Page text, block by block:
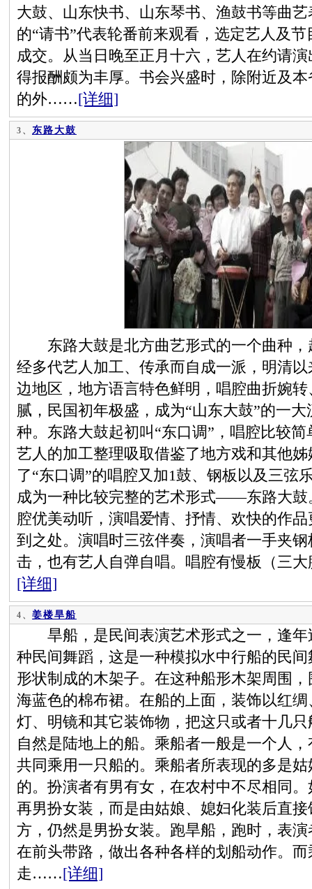
大鼓、山东快书、山东琴书、渔鼓书等曲
的“请书”代表轮番前来观看，选定艺人及
成交。从当日晚至正月十六，艺人在约请
得报酬颇为丰厚。书会兴盛时，除附近及
的外……[详细]
3、 东路大鼓
东路大鼓是北方曲艺形式的一个曲种，
经多代艺人加工、传承而自成一派，明清
边地区，地方语言特色鲜明，唱腔曲折婉
腻，民国初年极盛，成为“山东大鼓”的一
种。东路大鼓起初叫“东口调”，唱腔比较
艺人的加工整理吸取借鉴了地方戏和其他
了“东口调”的唱腔又加1鼓、钢板以及三弦
成为一种比较完整的艺术形式——东路大鼓
腔优美动听，演唱爱情、抒情、欢快的作
到之处。演唱时三弦伴奏，演唱者一手夹
击，也有艺人自弹自唱。唱腔有慢板（三
[详细]
4、 姜楼旱船
旱船，是民间表演艺术形式之一，逢年
种民间舞蹈，这是一种模拟水中行船的民
形状制成的木架子。在这种船形木架周围
海蓝色的棉布裙。在船的上面，装饰以红
灯、明镜和其它装饰物，把这只或者十几
自然是陆地上的船。乘船者一般是一个人
共同乘用一只船的。乘船者所表现的多是
的。扮演者有男有女，在农村中不尽相同
再男扮女装，而是由姑娘、媳妇化装后直
方，仍然是男扮女装。跑旱船，跑时，表
在前头带路，做出各种各样的划船动作。
走……[详细]